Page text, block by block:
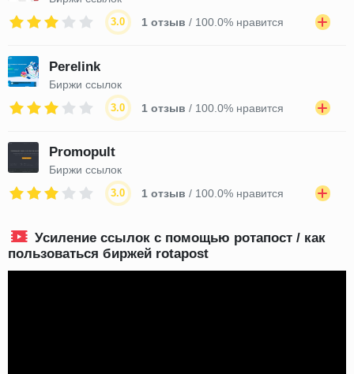
3.0 1 отзыв / 100.0% нравится
Perelink
Биржи ссылок
3.0 1 отзыв / 100.0% нравится
Promopult
Биржи ссылок
3.0 1 отзыв / 100.0% нравится
Усиление ссылок с помощью ротапост / как
пользоваться биржей rotapost